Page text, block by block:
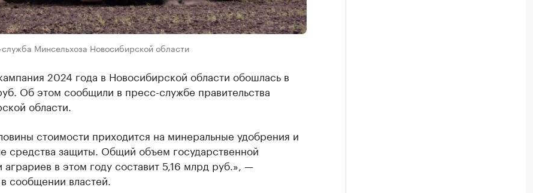
Минсельхоза Новосибирской области
2024 года в Новосибирской области обошлась в
Об этом сообщили в пресс-службе правительства
области.
стоимости приходится на минеральные удобрения и
средства защиты. Общий объем государственной
в этом году составит 5,16 млрд руб.», —
сообщении властей.